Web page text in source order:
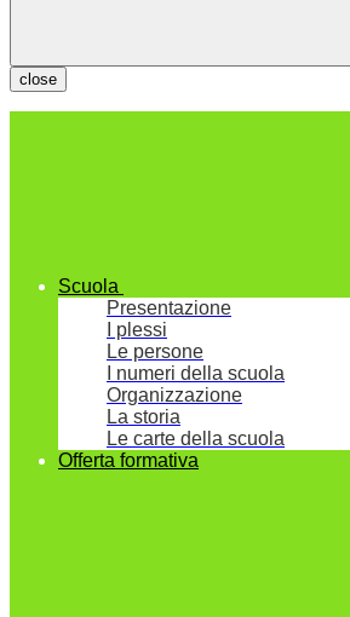
close
Scuola
Presentazione
I plessi
Le persone
I numeri della scuola
Organizzazione
La storia
Le carte della scuola
Offerta formativa